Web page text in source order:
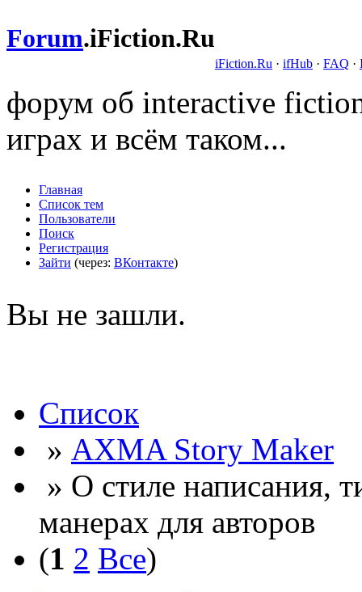
Forum.iFiction.Ru
iFiction.Ru · ifHub · FAQ ·
форум об interactive
играх и всём таком...
Главная
Список тем
Пользователи
Поиск
Регистрация
Зайти (через: ВКонтакте)
Вы не зашли.
Список
» AXMA Story Maker
» О стиле написания,
манерах для авторов
(1 2 Все)